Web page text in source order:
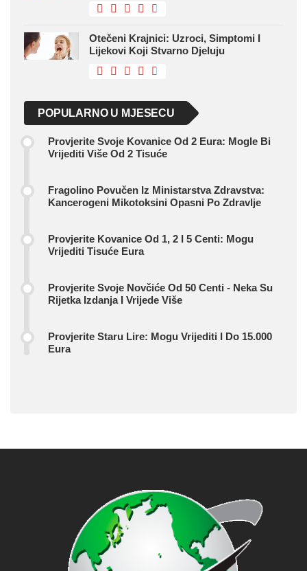
Otečeni Krajnici: Uzroci, Simptomi I
Lijekovi Koji Stvarno Djeluju
POPULARNO U MJESECU
Provjerite Svoje Kovanice Od 2 Eura: Mogle Bi
Vrijediti Više Od 2 Tisuće
Fragolino Povučen Iz Ministarstva Zdravstva:
Kancerogeni Mikotoksini Opasni Po Zdravlje
Provjerite Kovanice Od 1, 2 I 5 Centi: Mogu
Vrijediti Tisuće Eura
Provjerite Svoje Novčiće Od 50 Centi - Neka Su
Rijetka Izdanja I Vrijede Više
Provjerite Staru Lire: Mogu Vrijediti I Do 15.000
Eura